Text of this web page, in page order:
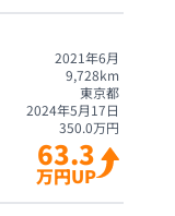
2021年6月
9,728km
東京都
2024年5月17日
350.0万円
63.3
万円UP